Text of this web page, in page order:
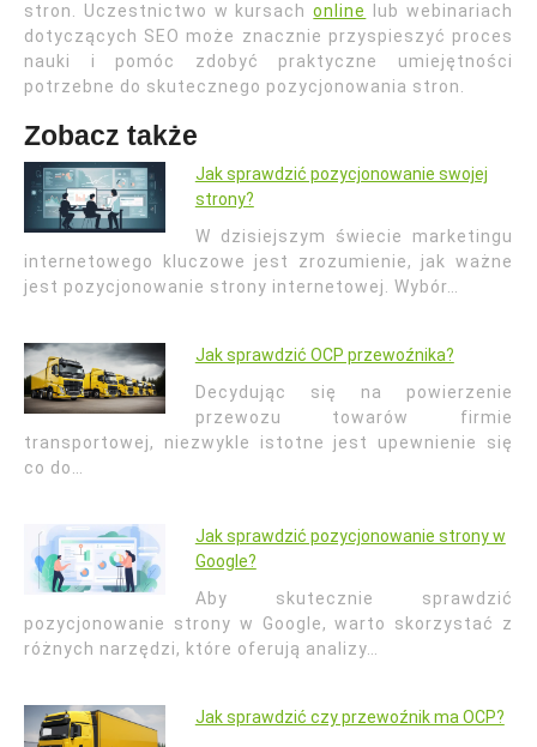
stron. Uczestnictwo w kursachonline
lub webinariach
dotyczących SEO może znacznie przyspieszyć proces
nauki i pomóc zdobyć praktyczne umiejętności
potrzebne do skutecznego pozycjonowania stron.
Zobacz także
Jak sprawdzić pozycjonowanie swojej
strony?
W dzisiejszym świecie marketingu
internetowego kluczowe jest zrozumienie, jak ważne
jest pozycjonowanie strony internetowej. Wybór…
Jak sprawdzić OCP przewoźnika?
Decydując się na powierzenie
przewozu towarów firmie
transportowej, niezwykle istotne jest upewnienie się
co do…
Jak sprawdzić pozycjonowanie strony w
Google?
Aby skutecznie sprawdzić
pozycjonowanie strony w Google, warto skorzystać z
różnych narzędzi, które oferują analizy…
Jak sprawdzić czy przewoźnik ma OCP?